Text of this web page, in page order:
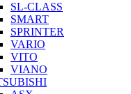
SL-CLASS
SMART
SPRINTER
VARIO
VITO
VIANO